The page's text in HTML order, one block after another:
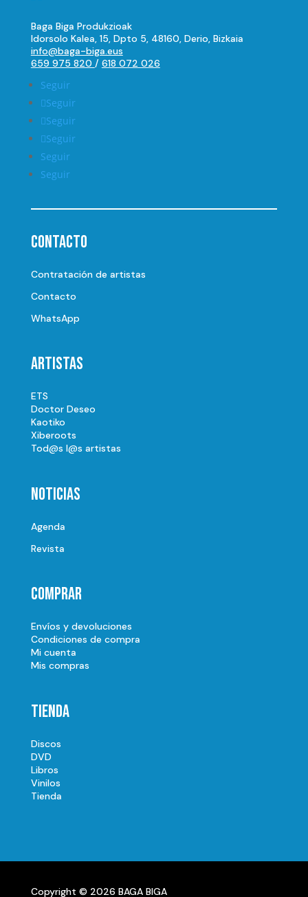
Baga Biga Produkzioak
Idorsolo Kalea, 15, Dpto 5, 48160, Derio, Bizkaia
info@baga-biga.eus
659 975 820 / 618 072 026
Seguir
Seguir
Seguir
Seguir
Seguir
Seguir
Contacto
Contratación de artistas
Contacto
WhatsApp
Artistas
ETS
Doctor Deseo
Kaotiko
Xiberoots
Tod@s l@s artistas
Noticias
Agenda
Revista
Comprar
Envíos y devoluciones
Condiciones de compra
Mi cuenta
Mis compras
Tienda
Discos
DVD
Libros
Vinilos
Tienda
Copyright © 2026 BAGA BIGA